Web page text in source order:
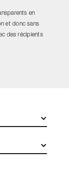
en
et donc sans
des récipients